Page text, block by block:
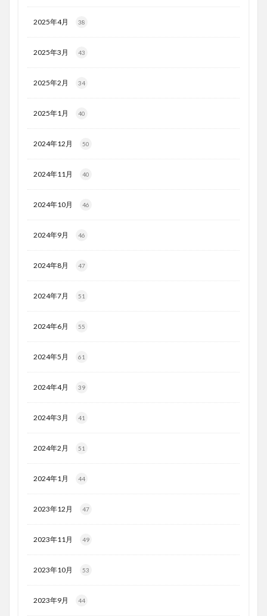
2025年4月 38
2025年3月 43
2025年2月 34
2025年1月 40
2024年12月 50
2024年11月 40
2024年10月 46
2024年9月 46
2024年8月 47
2024年7月 51
2024年6月 55
2024年5月 61
2024年4月 39
2024年3月 41
2024年2月 51
2024年1月 44
2023年12月 47
2023年11月 49
2023年10月 53
2023年9月 44